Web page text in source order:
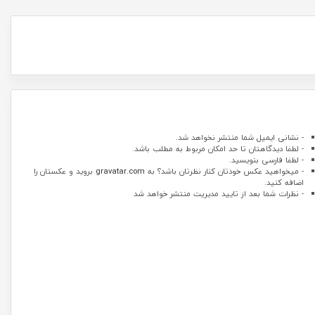
- نشانی ایمیل شما منتشر نخواهد شد.
- لطفا دیدگاهتان تا حد امکان مربوط به مطلب باشد.
- لطفا فارسی بنویسید.
- میخواهید عکس خودتان کنار نظرتان باشد؟ به gravatar.com بروید و عکستان را
اضافه کنید.
- نظرات شما بعد از تایید مدیریت منتشر خواهد شد